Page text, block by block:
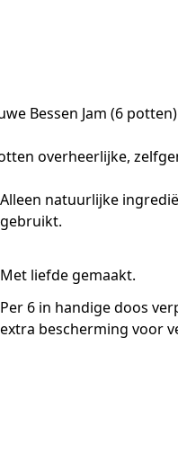
Bessen Jam (6 potten)
overheerlijke,
Alleen natuurlijke
gebruikt.
Met liefde gemaakt.
Per 6 in handige doos
extra bescherming voor